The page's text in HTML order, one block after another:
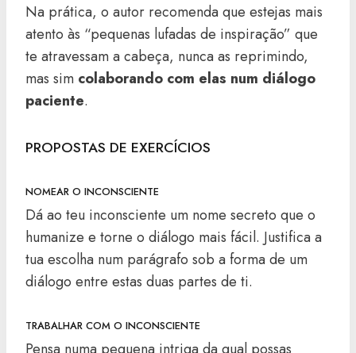
Na prática, o autor recomenda que estejas mais
atento às “pequenas lufadas de inspiração” que
te atravessam a cabeça, nunca as reprimindo,
mas sim colaborando com elas num diálogo
paciente.
PROPOSTAS DE EXERCÍCIOS
NOMEAR O INCONSCIENTE
Dá ao teu inconsciente um nome secreto que o
humanize e torne o diálogo mais fácil. Justifica a
tua escolha num parágrafo sob a forma de um
diálogo entre estas duas partes de ti.
TRABALHAR COM O INCONSCIENTE